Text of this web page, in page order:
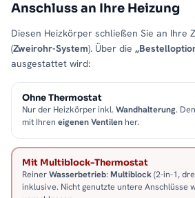
Anschluss an Ihre Heizung
Diesen Heizkörper schließen Sie an Ihre
(Zweirohr-System). Über die
ausgestattet wird:
Ohne Thermostat
Nur der Heizkörper inkl. Wandhalterung.
mit Ihren eigenen Ventilen her.
Mit Multiblock-Thermostat
ReinerWasserbetrieb: Multiblock(2-in-1,
inklusive. Nicht genutzte untere Anschlüsse